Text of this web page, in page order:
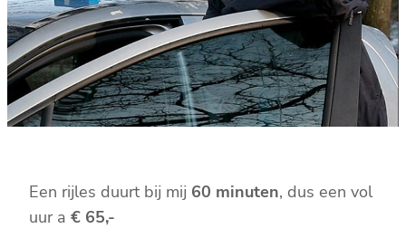
Een rijles duurt bij mij 60 minuten, dus een vol
uur a € 65,-